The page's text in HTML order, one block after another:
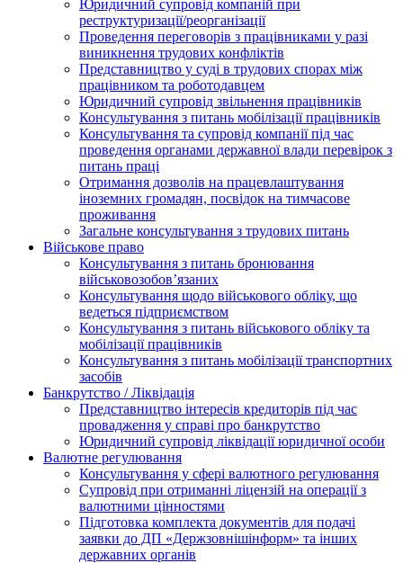
Юридичний супровід компаній при
реструктуризації/реорганізації
Проведення переговорів з працівниками у разі
виникнення трудових конфліктів
Представництво у суді в трудових спорах між
працівником та роботодавцем
Юридичний супровід звільнення працівників
Консультування з питань мобілізації працівників
Консультування та супровід компанії під час
проведення органами державної влади перевірок з
питань праці
Отримання дозволів на працевлаштування
іноземних громадян, посвідок на тимчасове
проживання
Загальне консультування з трудових питань
Військове право
Консультування з питань бронювання
військовозобов’язаних
Консультування щодо військового обліку, що
ведеться підприємством
Консультування з питань військового обліку та
мобілізації працівників
Консультування з питань мобілізації транспортних
засобів
Банкрутство / Ліквідація
Представництво інтересів кредиторів під час
провадження у справі про банкрутство
Юридичний супровід ліквідації юридичної особи
Валютне регулювання
Консультування у сфері валютного регулювання
Супровід при отриманні ліцензій на операції з
валютними цінностями
Підготовка комплекта документів для подачі
заявки до ДП «Держзовнішінформ» та інших
державних органів